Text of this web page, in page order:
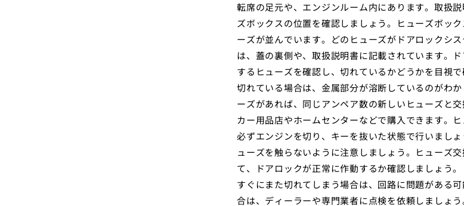
転席の足元や、エンジンルーム内にあります。取扱
ズボックスの位置を確認しましょう。ヒューズボッ
ーズが並んでいます。どのヒューズがドアロックシ
は、蓋の裏側や、取扱説明書に記載されています。
するヒューズを確認し、切れているかどうかを目視
切れている場合は、金属部分が溶断しているのがわ
ーズがあれば、同じアンペア数の新しいヒューズと交
カー用品店やホームセンターなどで購入できます。ヒ
必ずエンジンを切り、キーを抜いた状態で行いまし
ューズを触らないように注意しましょう。ヒューズ
て、ドアロックが正常に作動するか確認しましょう。
すぐにまた切れてしまう場合は、回路に問題がある
合は、ディーラーや専門業者に点検を依頼しましょ